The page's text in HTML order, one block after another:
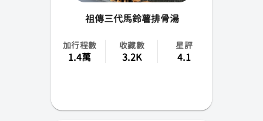
祖傳三代馬鈴薯排骨湯
加行程數
1.4萬
收藏數
3.2K
星評
4.1